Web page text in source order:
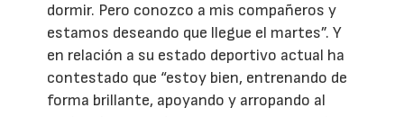
dormir. Pero conozco a mis compañeros y
estamos deseando que llegue el martes”. Y
en relación a su estado deportivo actual ha
contestado que “estoy bien, entrenando de
forma brillante, apoyando y arropando al